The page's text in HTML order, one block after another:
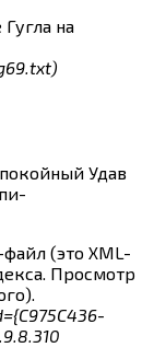
на
Удав
(это XML-
Просмотр